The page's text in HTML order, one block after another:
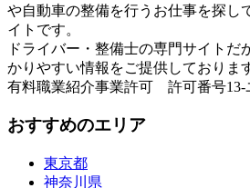
や自動車の整備を行うお仕事を探し
イトです。
ドライバー・整備士の専門サイトだ
かりやすい情報をご提供しておりま
有料職業紹介事業許可 許可番号13-
おすすめのエリア
東京都
神奈川県